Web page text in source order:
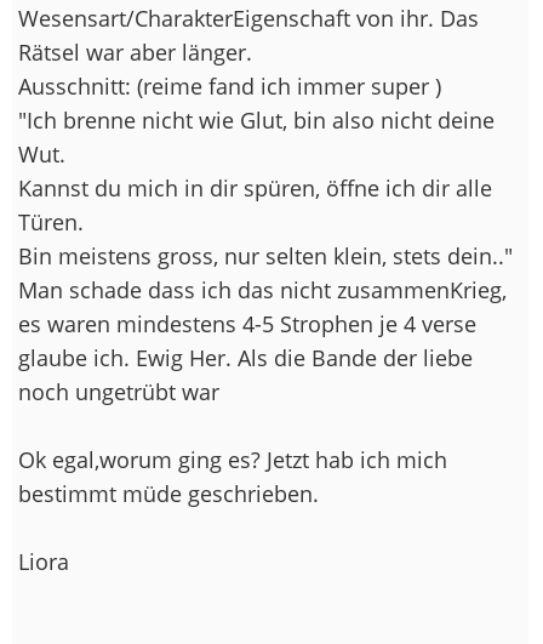
Wesensart/CharakterEigenschaft von ihr. Das
Rätsel war aber länger.
Ausschnitt: (reime fand ich immer super )
"Ich brenne nicht wie Glut, bin also nicht deine
Wut.
Kannst du mich in dir spüren, öffne ich dir alle
Türen.
Bin meistens gross, nur selten klein, stets dein.."
Man schade dass ich das nicht zusammenKrieg,
es waren mindestens 4-5 Strophen je 4 verse
glaube ich. Ewig Her. Als die Bande der liebe
noch ungetrübt war
Ok egal,worum ging es? Jetzt hab ich mich
bestimmt müde geschrieben.
Liora